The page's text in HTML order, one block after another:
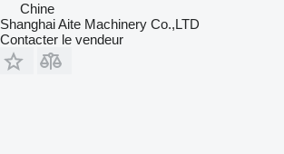
Chine
Shanghai Aite Machinery Co.,LTD
Contacter le vendeur